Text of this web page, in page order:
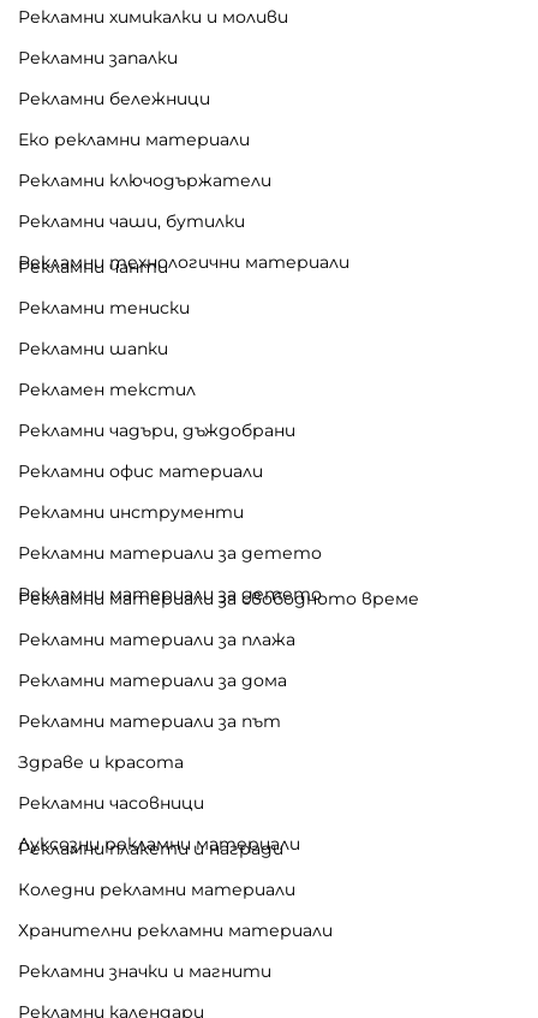
📌 Ценатане включвадопълнително
надписване с фирмено лого и координати
(за оферта – консултант)
Доставка и изработка:
Срок:5–8 работни дни
Минимално количество при поръчка:
Рекламни химикалки и моливи
Рекламни запалки
Рекламни бележници
Еко рекламни материали
Рекламни ключодържатели
Рекламни чаши, бутилки
Рекламни технологични материали
Рекламни чанти
Рекламни тениски
Рекламни шапки
Рекламен текстил
Рекламни чадъри, дъждобрани
Рекламни офис материали
Рекламни инструменти
Рекламни материали за детето
Рекламни материали за детето
Рекламни материали за свободното време
Рекламни материали за плажа
Рекламни материали за дома
Рекламни материали за път
Здраве и красота
Рекламни часовници
Луксозни рекламни материали
Рекламни плакети и награди
Коледни рекламни материали
Хранителни рекламни материали
Рекламни значки и магнити
Рекламни календари